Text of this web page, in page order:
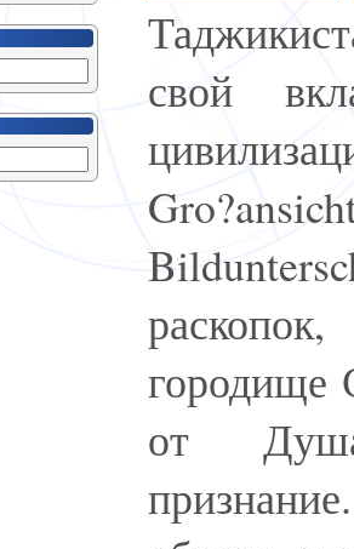
свой
городище
от